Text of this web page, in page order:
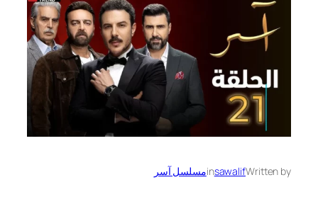
Written by
sawalif
inمسلسل آسر